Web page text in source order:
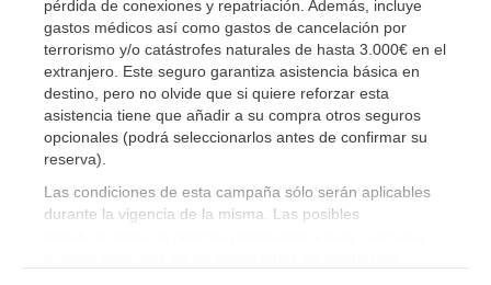
pérdida de conexiones y repatriación. Además, incluye
gastos médicos así como gastos de cancelación por
terrorismo y/o catástrofes naturales de hasta 3.000€ en el
extranjero. Este seguro garantiza asistencia básica en
destino, pero no olvide que si quiere reforzar esta
asistencia tiene que añadir a su compra otros seguros
opcionales (podrá seleccionarlos antes de confirmar su
reserva)
Las condiciones de esta campaña sólo serán aplicables
durante la vigencia de la misma. Las posibles